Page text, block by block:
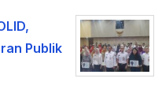
Publik